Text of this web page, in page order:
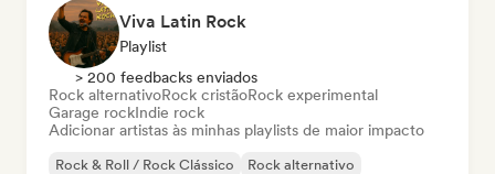
Viva Latin Rock
Playlist
> 200 feedbacks enviados
Rock alternativoRock cristãoRock experimental
Garage rockIndie rock
Adicionar artistas às minhas playlists de maior impacto
Rock & Roll / Rock Clássico
Rock alternativo